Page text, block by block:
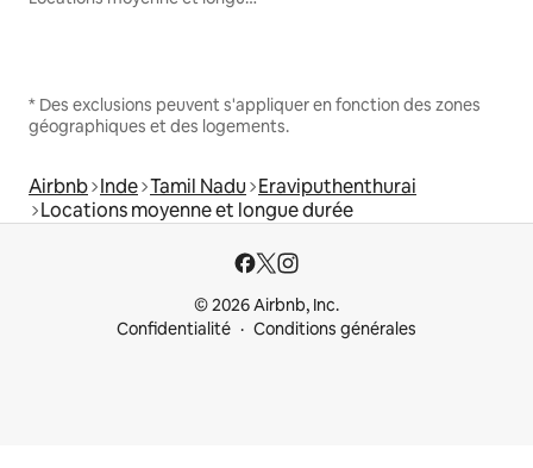
* Des exclusions peuvent s'appliquer en fonction des zones
géographiques et des logements.
Airbnb Inde Tamil Nadu Eraviputhenthurai
Locations moyenne et longue durée
© 2026 Airbnb, Inc.
Confidentialité
Conditions générales